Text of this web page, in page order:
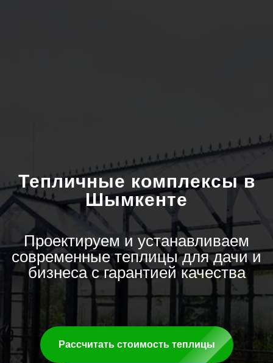
Тепличные комплексы в
Шымкенте
Проектируем и устанавливаем
современные теплицы для дачи и
бизнеса с гарантией качества
Рассчитать стоимость теплицы